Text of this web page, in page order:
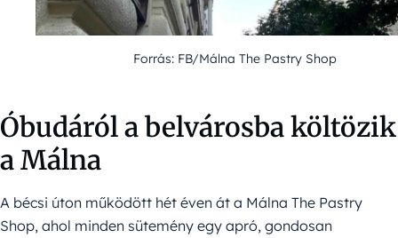
Forrás: FB/Málna The Pastry Shop
Óbudáról a belvárosba költözik
a Málna
A bécsi úton működött hét éven át a Málna The Pastry
Shop, ahol minden sütemény egy apró, gondosan